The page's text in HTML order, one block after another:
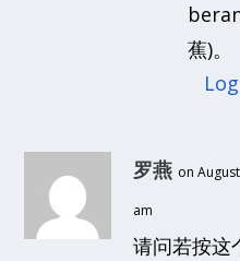
蕉)。
罗燕 on
am
请问若按这